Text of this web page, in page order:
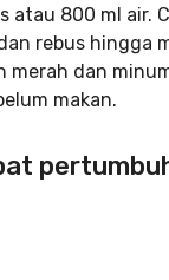
atau 800 ml air.
rebus hingga
merah dan
makan.